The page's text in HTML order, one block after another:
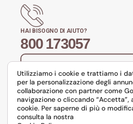
HAI BISOGNO DI AIUTO?
800 173057
Orodei
Utilizziamo i cookie e trattiamo i
per la personalizzazione degli
collaborazione con partner come
navigazione o cliccando “Accetta”,
cookie. Per saperne di più o
consulta la nostra